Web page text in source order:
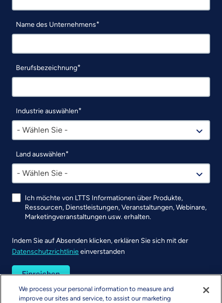
Name des Unternehmens
Berufsbezeichnung
Industrie auswählen
- Wählen Sie -
Land auswählen
- Wählen Sie -
Ich möchte von LTTS Informationen über Produkte,
Ressourcen, Dienstleistungen, Veranstaltungen, Webinare,
Marketingveranstaltungen usw. erhalten.
Indem Sie auf Absenden klicken, erklären Sie sich mit der
Datenschutzrichtlinie einverstanden
UTM
We process your personal information to measure and
improve our sites and service, to assist our marketing